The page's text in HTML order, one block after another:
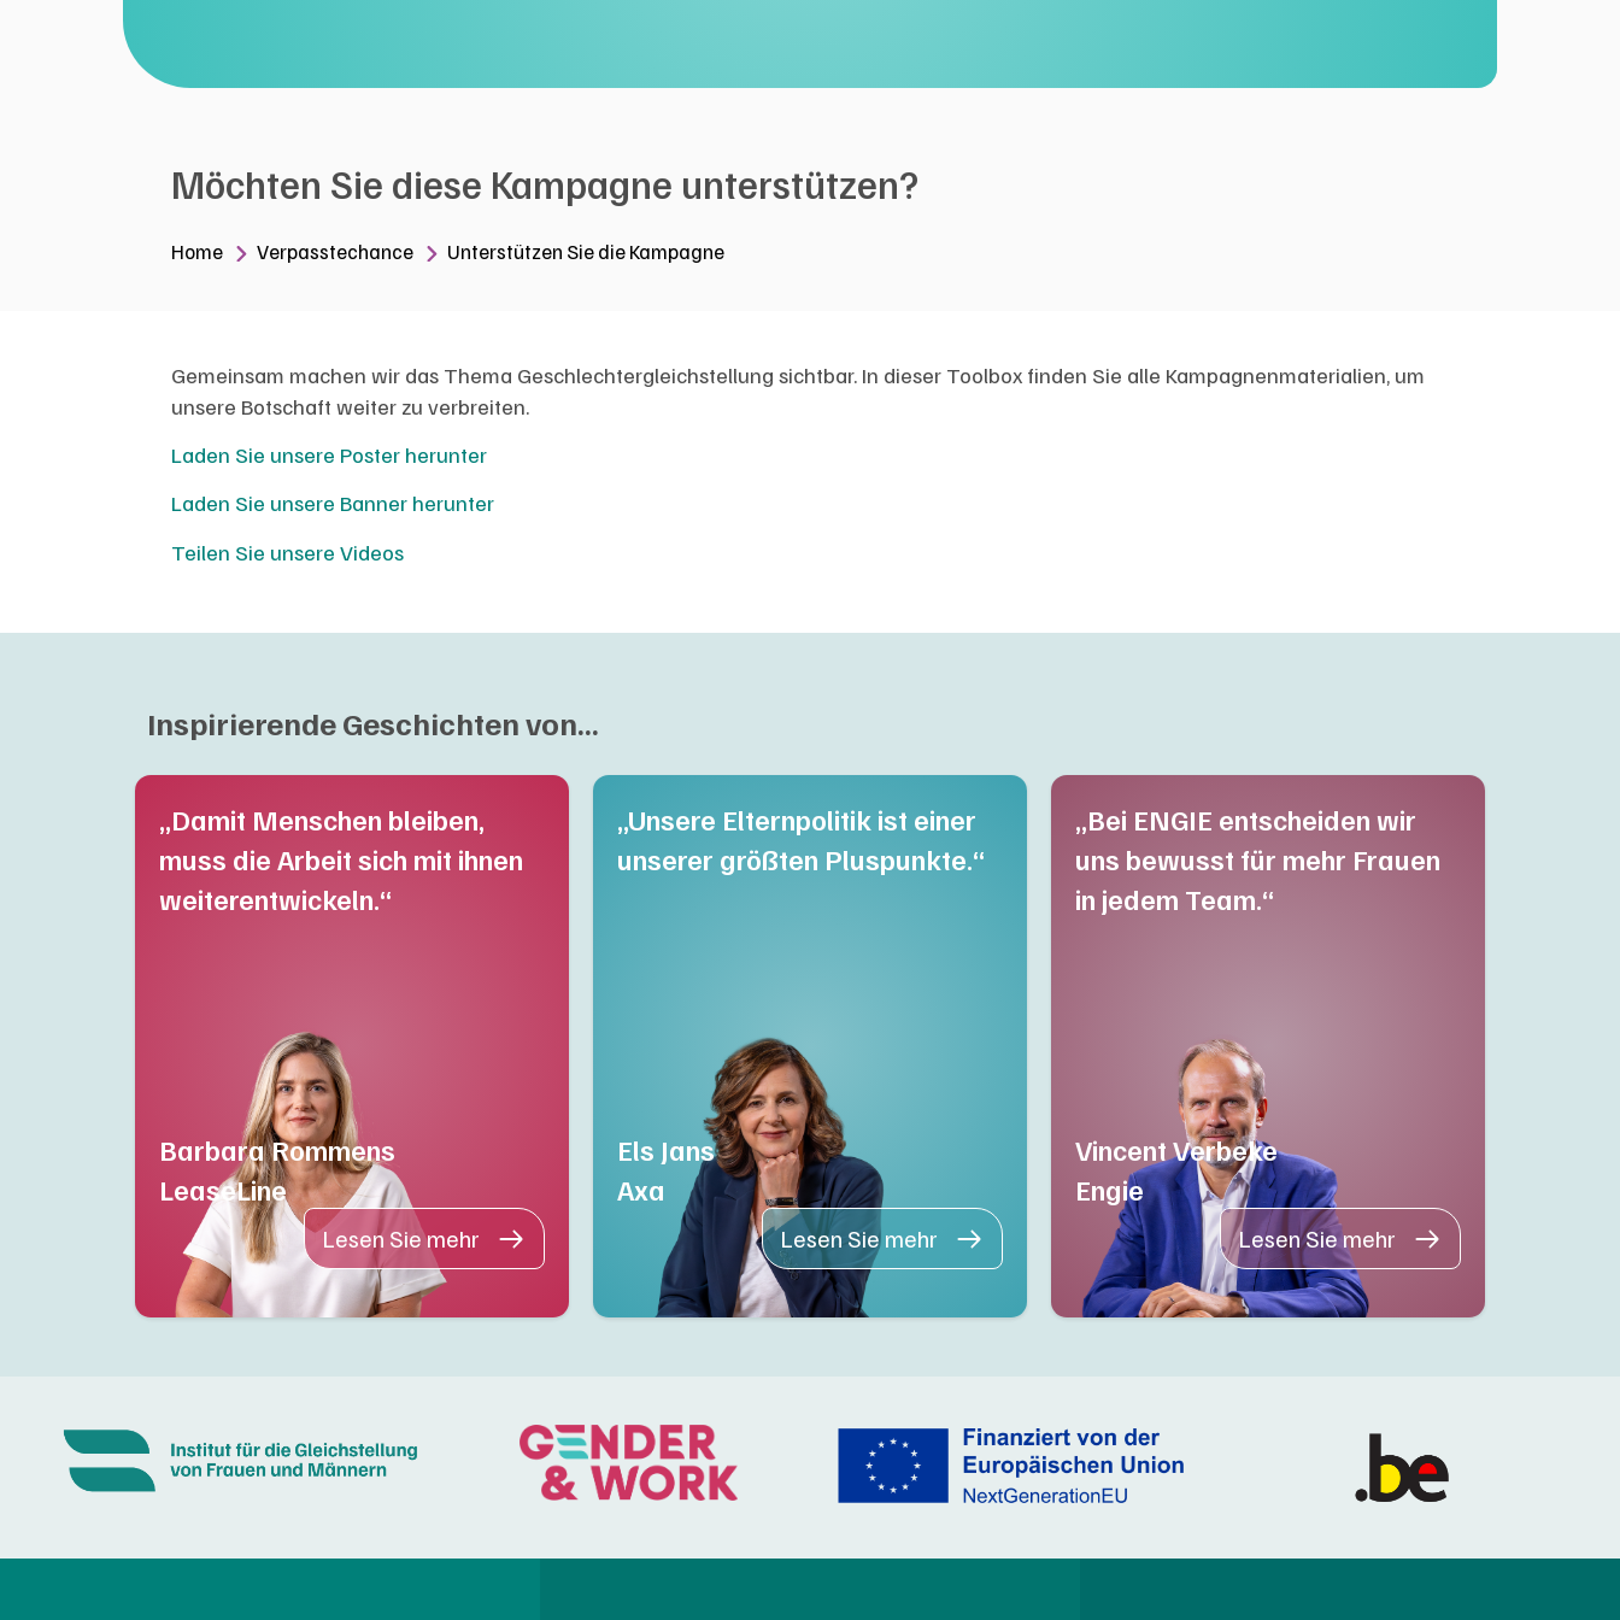
Möchten Sie diese Kampagne unterstützen?
Home Verpasstechance Unterstützen Sie die Kampagne
Gemeinsam machen wir das Thema Geschlechtergleichstellung sichtbar. In dieser Toolbox finden Sie alle Kampagnenmaterialien, um
unsere Botschaft weiter zu verbreiten.
Laden Sie unsere Poster herunter
Laden Sie unsere Banner herunter
Teilen Sie unsere Videos
Inspirierende Geschichten von...
„Damit Menschen bleiben,
muss die Arbeit sich mit ihnen
weiterentwickeln.“
Barbara Rommens
LeaseLine
Lesen Sie mehr
„Unsere Elternpolitik ist einer
unserer größten Pluspunkte.“
Els Jans
Axa
Lesen Sie mehr
„Bei ENGIE entscheiden wir
uns bewusst für mehr Frauen
in jedem Team.“
Vincent Verbeke
Engie
Lesen Sie mehr